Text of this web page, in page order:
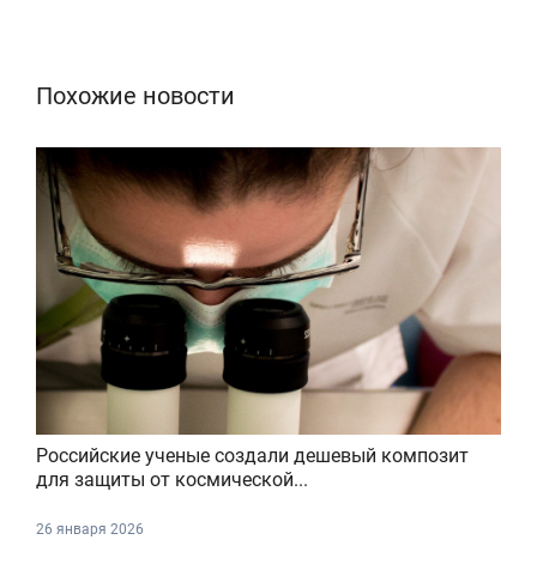
Похожие новости
Российские ученые создали дешевый композит
для защиты от космической...
26 января 2026